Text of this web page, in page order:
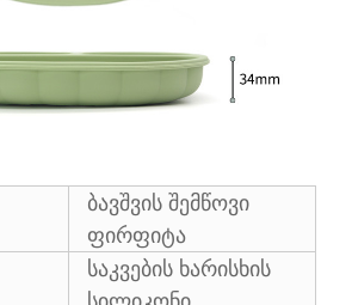
ბავშვის შემწოვი
ფირფიტა
საკვების ხარისხის